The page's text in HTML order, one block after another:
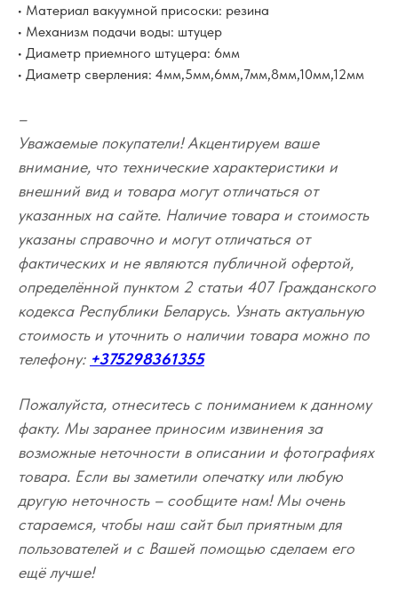
• Материал вакуумной присоски: резина
• Механизм подачи воды: штуцер
• Диаметр приемного штуцера: 6мм
• Диаметр сверления: 4мм,5мм,6мм,7мм,8мм,10мм,12мм
–
Уважаемые покупатели! Акцентируем ваше
внимание, что технические характеристики и
внешний вид и товара могут отличаться от
указанных на сайте. Наличие товара и стоимость
указаны справочно и могут отличаться от
фактических и не являются публичной офертой,
определённой пунктом 2 статьи 407 Гражданского
кодекса Республики Беларусь. Узнать актуальную
стоимость и уточнить о наличии товара можно по
телефону: +375298361355
Пожалуйста, отнеситесь с пониманием к данному
факту. Мы заранее приносим извинения за
возможные неточности в описании и фотографиях
товара. Если вы заметили опечатку или любую
другую неточность – сообщите нам! Мы очень
стараемся, чтобы наш сайт был приятным для
пользователей и с Вашей помощью сделаем его
ещё лучше!